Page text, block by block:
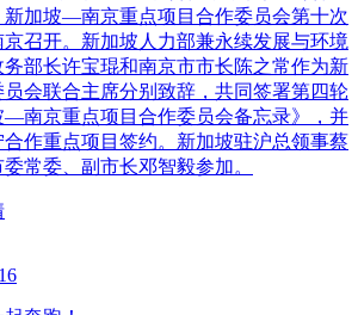
新加坡—南京重点项目合作委员会第十次
召开。新加坡人力部兼永续发展与环境
务部长许宝琨和南京市市长陈之常作为新
员会联合主席分别致辞，共同签署第四轮
—南京重点项目合作委员会备忘录》，并
合作重点项目签约。新加坡驻沪总领事蔡
常委、副市长邓智毅参加。